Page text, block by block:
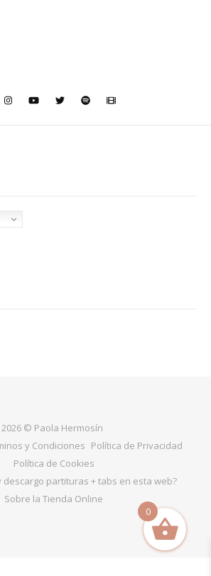
2026 © Paola Hermosín
y Condiciones Política de Privacidad
Política de Cookies
descargo partituras + tabs en esta web?
Sobre la Tienda Online
0